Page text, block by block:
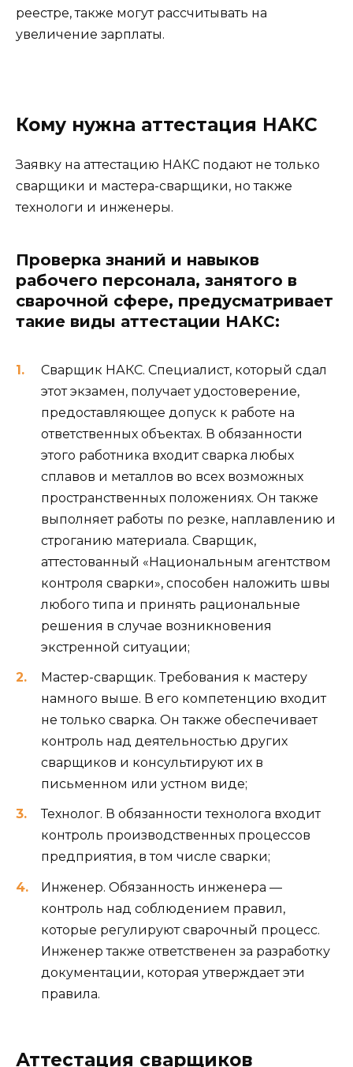
реестре, также могут рассчитывать на
увеличение зарплаты.
Кому нужна аттестация НАКС
Заявку на аттестацию НАКС подают не только
сварщики и мастера-сварщики, но также
технологи и инженеры.
Проверка знаний и навыков
рабочего персонала, занятого в
сварочной сфере, предусматривает
такие виды аттестации НАКС:
Сварщик НАКС. Специалист, который сдал
этот экзамен, получает удостоверение,
предоставляющее допуск к работе на
ответственных объектах. В обязанности
этого работника входит сварка любых
сплавов и металлов во всех возможных
пространственных положениях. Он также
выполняет работы по резке, наплавлению и
строганию материала. Сварщик,
аттестованный «Национальным агентством
контроля сварки», способен наложить швы
любого типа и принять рациональные
решения в случае возникновения
экстренной ситуации;
Мастер-сварщик. Требования к мастеру
намного выше. В его компетенцию входит
не только сварка. Он также обеспечивает
контроль над деятельностью других
сварщиков и консультируют их в
письменном или устном виде;
Технолог. В обязанности технолога входит
контроль производственных процессов
предприятия, в том числе сварки;
Инженер. Обязанность инженера —
контроль над соблюдением правил,
которые регулируют сварочный процесс.
Инженер также ответственен за разработку
документации, которая утверждает эти
правила.
Аттестация сварщиков